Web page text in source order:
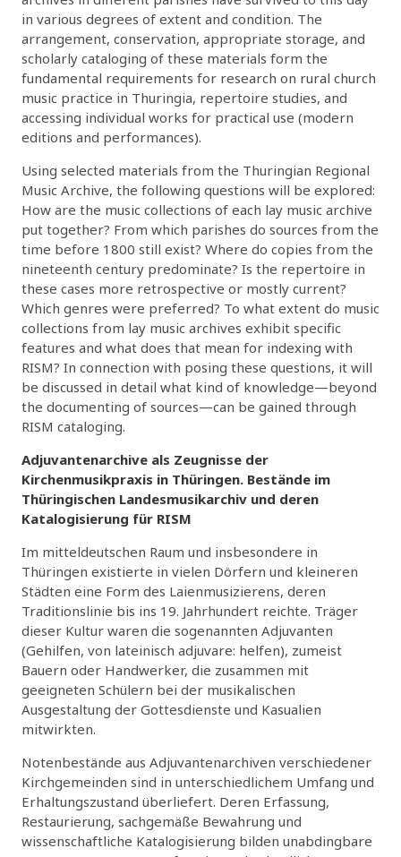
in various degrees of extent and condition. The
arrangement, conservation, appropriate storage, and
scholarly cataloging of these materials form the
fundamental requirements for research on rural church
music practice in Thuringia, repertoire studies, and
accessing individual works for practical use (modern
editions and performances).
Using selected materials from the Thuringian Regional
Music Archive, the following questions will be explored:
How are the music collections of each lay music archive
put together? From which parishes do sources from the
time before 1800 still exist? Where do copies from the
nineteenth century predominate? Is the repertoire in
these cases more retrospective or mostly current?
Which genres were preferred? To what extent do music
collections from lay music archives exhibit specific
features and what does that mean for indexing with
RISM? In connection with posing these questions, it will
be discussed in detail what kind of knowledge—beyond
the documenting of sources—can be gained through
RISM cataloging.
Adjuvantenarchive als Zeugnisse der
Kirchenmusikpraxis in Thüringen. Bestände im
Thüringischen Landesmusikarchiv und deren
Katalogisierung für RISM
Im mitteldeutschen Raum und insbesondere in
Thüringen existierte in vielen Dörfern und kleineren
Städten eine Form des Laienmusizierens, deren
Traditionslinie bis ins 19. Jahrhundert reichte. Träger
dieser Kultur waren die sogenannten Adjuvanten
(Gehilfen, von lateinisch adjuvare: helfen), zumeist
Bauern oder Handwerker, die zusammen mit
geeigneten Schülern bei der musikalischen
Ausgestaltung der Gottesdienste und Kasualien
mitwirkten.
Notenbestände aus Adjuvantenarchiven verschiedener
Kirchgemeinden sind in unterschiedlichem Umfang und
Erhaltungszustand überliefert. Deren Erfassung,
Restaurierung, sachgemäße Bewahrung und
wissenschaftliche Katalogisierung bilden unabdingbare